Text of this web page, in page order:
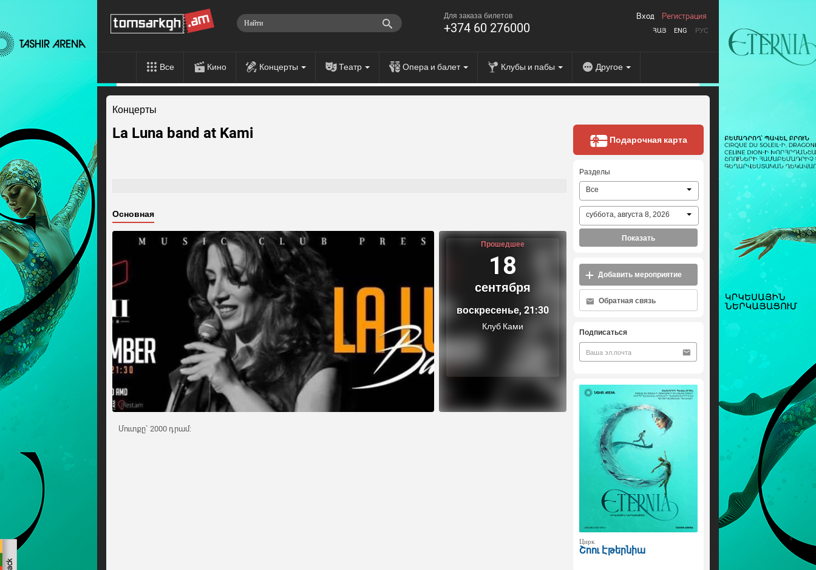
Для заказа билетов
+374 60 276000 ՀԱՅ ENG РУС
Вход Регистрация
Все Кино Концерты Театр Опера и балет Клубы и пабы Другое
Концерты
La Luna band at Kami
Основная
Прошедшее
18
сентября
воскресенье, 21:30
Клуб Ками
Մուտքը` 2000 դրամ:
Подарочная карта
Разделы
Все
суббота, августа 8, 2026
Показать
Добавить мероприятие
Обратная связь
Подписаться
Цирк
Շոու Էթերնիա